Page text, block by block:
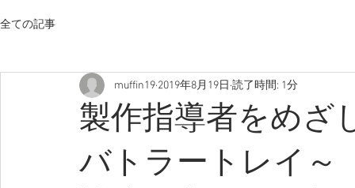
全ての記事
製作指導者をめ
バトラートレイ～
muffin19 2019年8月19日 読了時間: 1分